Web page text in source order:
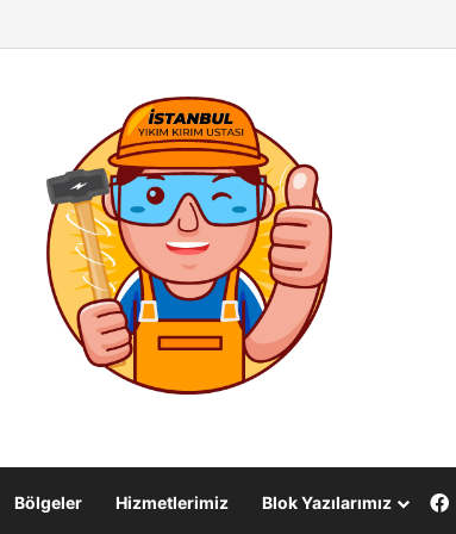
Duvar Yıkma Ustası
Bölgeler Hizmetlerimiz Blok Yazılarımız